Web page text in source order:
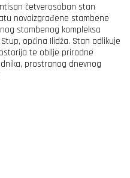
četverosoban stan
novoizgrađene stambene
stambenog kompleksa
Stup, općina Ilidža. Stan odlikuje
te obilje prirodne
prostranog dnevnog